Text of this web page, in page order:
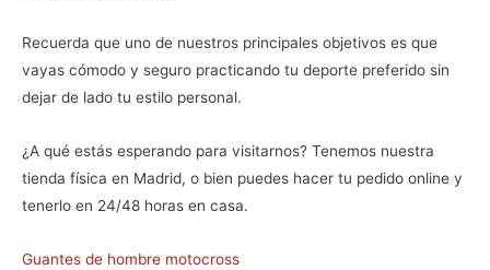
Recuerda que uno de nuestros principales objetivos es que
vayas cómodo y seguro practicando tu deporte preferido sin
dejar de lado tu estilo personal.
¿A qué estás esperando para visitarnos? Tenemos nuestra
tienda física en Madrid, o bien puedes hacer tu pedido online y
tenerlo en 24/48 horas en casa.
Guantes de hombre motocross